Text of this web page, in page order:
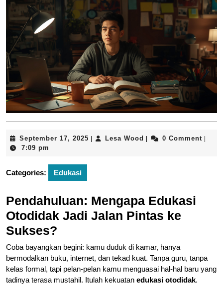
September 17, 2025 September
| Lesa Wood Lesa
| 0 Comment |
7:09 pm
Categories: Edukasi
Pendahuluan: Mengapa Edukasi
Otodidak Jadi Jalan Pintas ke
Sukses?
Coba bayangkan begini: kamu duduk di kamar, hanya
bermodalkan buku, internet, dan tekad kuat. Tanpa guru, tanpa
kelas formal, tapi pelan-pelan kamu menguasai hal-hal baru yang
tadinya terasa mustahil. Itulah kekuatan edukasi otodidak.